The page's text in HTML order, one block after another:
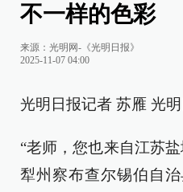
不一样的色彩
来源： 光明网-《光明日报》
2025-11-07 04:00
光明日报记者 苏雁 光
“老师，您也来自江苏
犁州察布查尔锡伯自